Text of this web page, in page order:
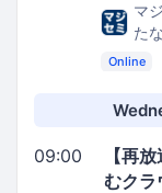
マ
た
Online
09:00
【再
むクラ